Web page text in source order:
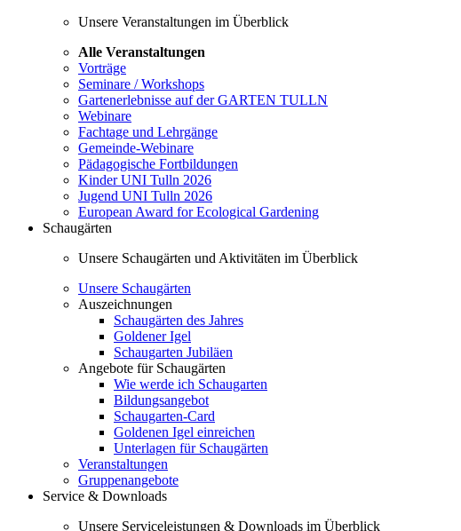
Unsere Veranstaltungen im Überblick
Alle Veranstaltungen
Vorträge
Seminare / Workshops
Gartenerlebnisse auf der GARTEN TULLN
Webinare
Fachtage und Lehrgänge
Gemeinde-Webinare
Pädagogische Fortbildungen
Kinder UNI Tulln 2026
Jugend UNI Tulln 2026
European Award for Ecological Gardening
Schaugärten
Unsere Schaugärten und Aktivitäten im Überblick
Unsere Schaugärten
Auszeichnungen
Schaugärten des Jahres
Goldener Igel
Schaugarten Jubiläen
Angebote für Schaugärten
Wie werde ich Schaugarten
Bildungsangebot
Schaugarten-Card
Goldenen Igel einreichen
Unterlagen für Schaugärten
Veranstaltungen
Gruppenangebote
Service & Downloads
Unsere Serviceleistungen & Downloads im Überblick